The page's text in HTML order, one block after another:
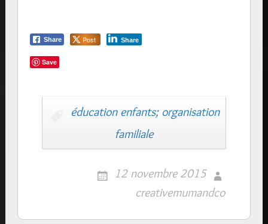
Share Post Share
Save
éducation enfants; organisation
familiale
12 novembre 2015
creativemumandco